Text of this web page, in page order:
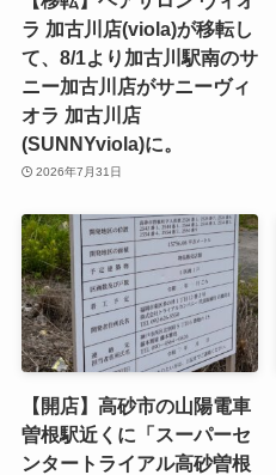
ラ 加古川店(viola)が移転し
て、8/1より加古川駅南のサ
ニー加古川店がサニーヴィ
オラ 加古川店
(SUNNYviola)に。
2026年7月31日
【開店】高砂市の山陽電車
曽根駅近くに「スーパーセ
ンタートライアル高砂曽根